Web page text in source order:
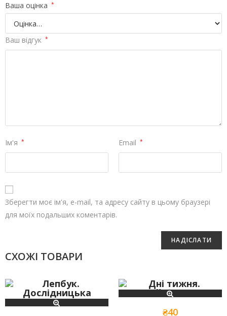
Ваша оцінка *
Ваш відгук *
Ім'я * Email *
Зберегти моє ім'я, e-mail, та адресу сайту в цьому браузері
для моїх подальших коментарів.
СХОЖІ ТОВАРИ
₴40